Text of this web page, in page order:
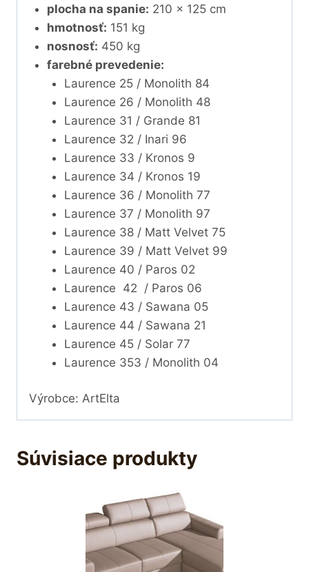
plocha na spanie: 210 x 125 cm
hmotnosť: 151 kg
nosnosť: 450 kg
farebné prevedenie:
Laurence 25 / Monolith 84
Laurence 26 / Monolith 48
Laurence 31 / Grande 81
Laurence 32 / Inari 96
Laurence 33 / Kronos 9
Laurence 34 / Kronos 19
Laurence 36 / Monolith 77
Laurence 37 / Monolith 97
Laurence 38 / Matt Velvet 75
Laurence 39 / Matt Velvet 99
Laurence 40 / Paros 02
Laurence 42 / Paros 06
Laurence 43 / Sawana 05
Laurence 44 / Sawana 21
Laurence 45 / Solar 77
Laurence 353 / Monolith 04
Výrobce: ArtElta
Súvisiace produkty